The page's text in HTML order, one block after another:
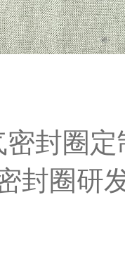
封圈
封圈研